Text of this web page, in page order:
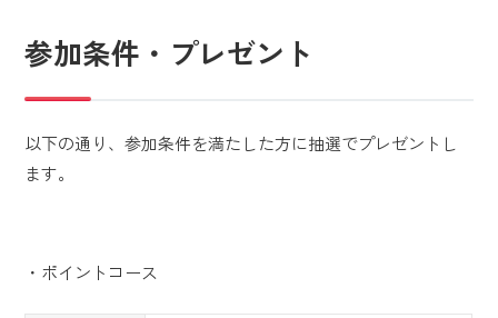
参加条件・プレゼント
以下の通り、参加条件を満たした方に抽選でプレゼントし
ます。
・ポイントコース